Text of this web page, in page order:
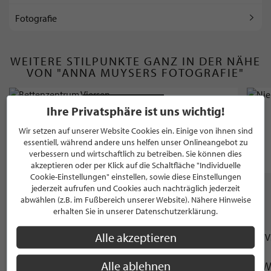
Fotografie
WEITERE STILPUNKTE GANZ IN DER NÄHE
VON "ANNA MUYSERS FOTOGRAFIE"
Viersen
WEITERE STILPUNKTE AUS "BERATUNG &
DIENSTLEISTUNGEN"
VERSICHERUNGSAGENTUR
Börgmann & Bloemers GmbH
Ihre Privatsphäre ist uns wichtig!
Wir setzen auf unserer Website Cookies ein. Einige von ihnen sind
essentiell, während andere uns helfen unser Onlineangebot zu
verbessern und wirtschaftlich zu betreiben. Sie können dies
akzeptieren oder per Klick auf die Schaltfläche "Individuelle
Cookie-Einstellungen" einstellen, sowie diese Einstellungen
jederzeit aufrufen und Cookies auch nachträglich jederzeit
abwählen (z.B. im Fußbereich unserer Website). Nähere Hinweise
erhalten Sie in unserer Datenschutzerklärung.
Alle akzeptieren
Alle ablehnen